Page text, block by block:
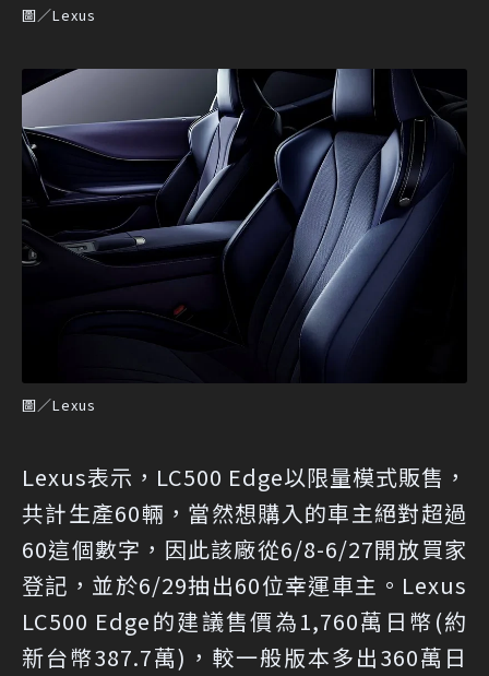
圖／Lexus
圖／Lexus
Lexus表示，LC500 Edge以限量模式販售，
共計生產60輛，當然想購入的車主絕對超過
60這個數字，因此該廠從6/8-6/27開放買家
登記，並於6/29抽出60位幸運車主。Lexus
LC500 Edge的建議售價為1,760萬日幣(約
新台幣387.7萬)，較一般版本多出360萬日